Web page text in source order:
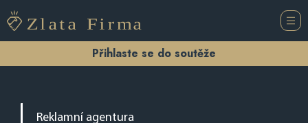
Přihlaste se do soutěže